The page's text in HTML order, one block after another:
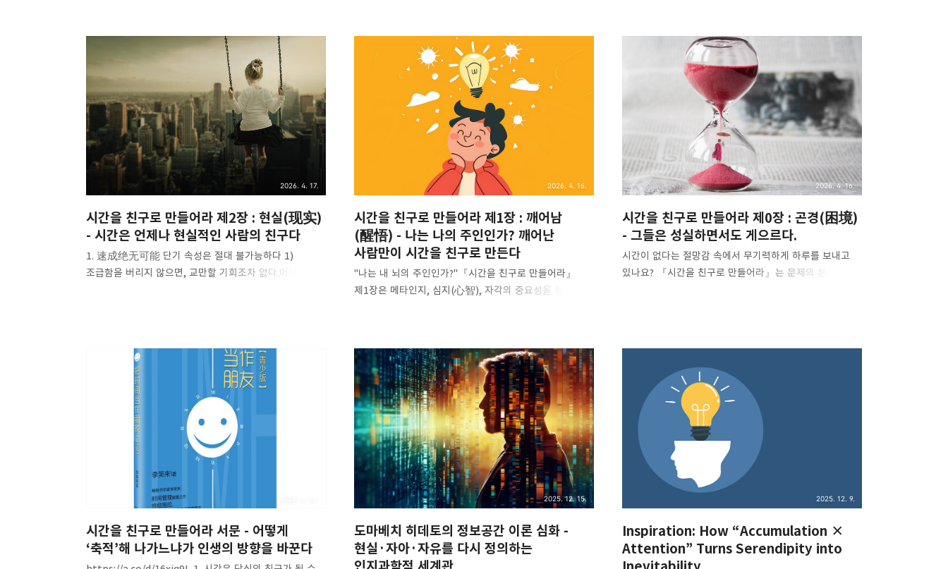
상태이죠. 실제로, 학습은 투자 대비 수익률이 가장 높은
활동입니다. ‘학습을 거부하는’ 사람들 - ‘죽은 고리(dead
loop)’. 1. 학습을 거부하면, 학습 후 얻게 되는 효과를 알
수 없고, 2. 효과를 모르니 그게 얼마나 좋은지, 얼마나
클지도 알 수 없으며, 3. 그러다 보니 자연히 학습하려는
동기도 생기지 않게 되는 겁니다. 새로운 기술 하나를
습득할 때..
생각했지만, 어느 날 갑자기 나는 문득 깨달았다. 나 자신이
바로 세르반테스가 창조한 인물, 돈키호테 같다는 사실을.
돈키호테는 스스로를 ‘기사’라 부르며 그에 걸맞은 ‘기사
정신’을 굳게 지킨다. 그러나 그는 풍차를 적으로 착각하고
돌진하면서도, 자신의 진짜 적이 보이지 않는 바람이며,
심지어 자기 통제도 안 되는 자신의 뇌라는 사실을 끝내
깨닫지 못한다. 내가 스스로 또 다른 돈키호테임을 깨달은
시간보다 더 오래 걸린다. 이 법칙을 감안해 계획을
세우더라도, 여전히 더 오래 걸린다.” 1) 왜 과업을 끝내는
데 항상 예상보다 시간이 더 오래 걸릴까?일단 시작하고
나면, '예상 밖'의 상황들이 끊임없이 나타납니다. 우리가
준비한 것들은 사실 문제가 아니었던 것들이고, 진짜
부딪히게 되는 문제들은 대부분 상상도 못했던 것들입니다.
문제를 하나 해결하면 새로운 문제가 튀어나오고, 이 반복
..
시간을 친구로 만들어라 제2장 : 현실(现实)
- 시간은 언제나 현실적인 사람의 친구다
2026. 4. 17.
1. 速成绝无可能 단기 속성은 절대 불가능하다 1)
조급함을 버리지 않으면, 교만할 기회조차 없다.어느
버리는 일’이다. 조급함을 버리지 않으면, 교만할 기회조차
없다. “조급함을 버려라”라는 말은 수천 년째 반복되고
있지만, 우리는 여전히 조급하다. 우리는 자꾸만 "이걸
단기간에 해결할 수 있는 방법은 없을까?” 라고 생각한다.
하지만 그런 방법은 없다. 정말 없다. 2) 왜 우리는 그렇게
조급해질까? - ‘단기 속성’을 기대하게되는 원인 (1)
본능욕망은 빠르게 충족되길 원한다...
시간을 친구로 만들어라 제1장 : 깨어남
(醒悟) - 나는 나의 주인인가? 깨어난
사람만이 시간을 친구로 만든다
2026. 4. 16.
"나는 내 뇌의 주인인가?"『시간을 친구로 만들어라』
제1장은 메타인지, 심지(心智), 자각의 중요성을 통해
종인가? 한 인간이 인생에서 겪을 수 있는 가장 놀라운
경험 중 하나는 이 사실을 깨닫는 것입니다. "우리는
우리의 뇌를 스스로 조절할 수 있다." 우리는 망치를 들고
못을 박을 수 있지만, 망치로 망치를 칠 수는 없습니다.
하지만 뇌는 다릅니다. 우리는 뇌를 사용해 우리의 생각,
사고방식, 행동까지도 관찰하고 조정할 수 있습니다.
이것이 바로 ‘메타인지’, 즉 ‘생각을 생각하는 능력’입니다.
나는 나를 얼마나 알고 있을까? 사람은 누..
시간을 친구로 만들어라 제0장 : 곤경(困境)
- 그들은 성실하면서도 게으르다.
2026. 4. 16.
시간이 없다는 절망감 속에서 무기력하게 하루를 보내고
있나요? 『시간을 친구로 만들어라』는 문제의 본질을
“이제 진짜 시작하자.” 좋아하는 음악을 틀고, 소파에 앉아
책을 펼칩니다. 하지만 이내 물이 마시고 싶고, TV가
켜지고, 문득 친구에게 연락이 오고, 음악이 슬프다며 재생
목록을 바꾸고... 결국 두 시간 뒤, 책 한 페이지도 못 넘긴
자신을 발견하게 됩니다. 이건 나만의 이야기가 아닙니다.
누구나 한 번쯤 경..
시간을 친구로 만들어라 서문 - 어떻게
‘축적’해 나가느냐가 인생의 방향을 바꾼다
도마베치 히데토의 정보공간 이론 심화 -
현실·자아·자유를 다시 정의하는
2025. 12. 15.
Inspiration: How “Accumulation ×
Attention” Turns Serendipity into
2025. 12. 9.